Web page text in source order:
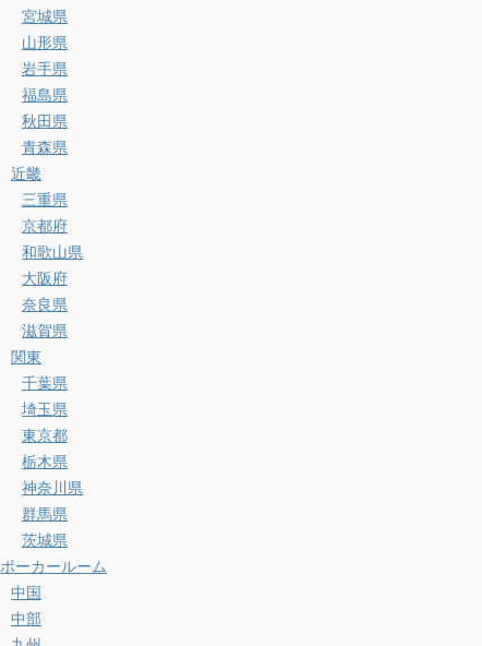
宮城県
山形県
岩手県
福島県
秋田県
青森県
近畿
三重県
京都府
和歌山県
大阪府
奈良県
滋賀県
関東
千葉県
埼玉県
東京都
栃木県
神奈川県
群馬県
茨城県
ポーカールーム
中国
中部